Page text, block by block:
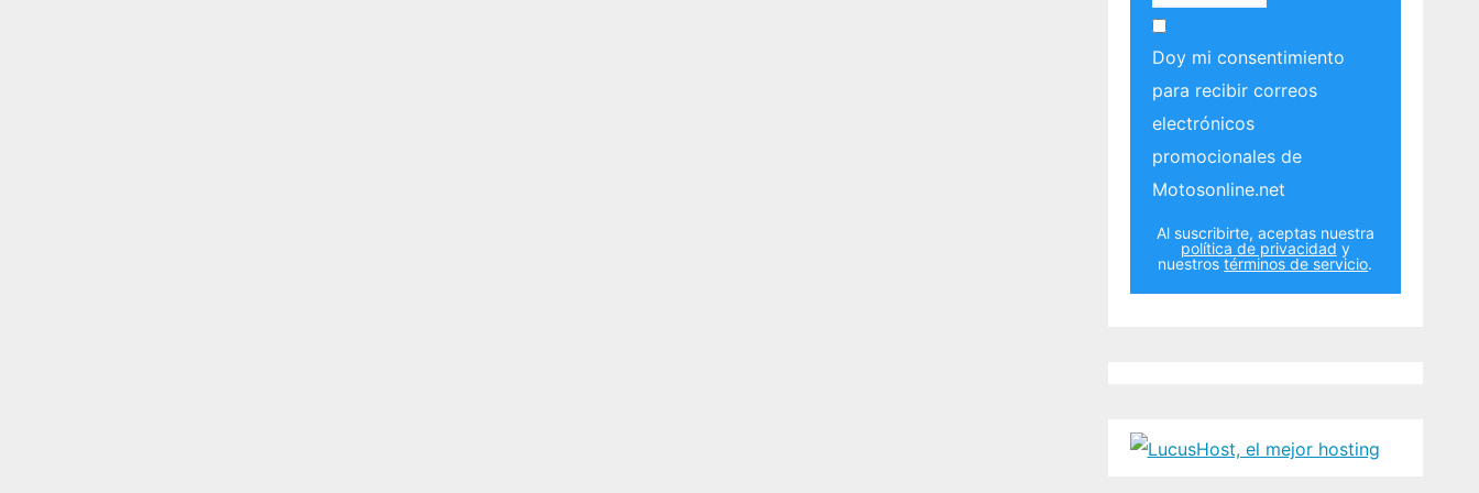
Doy mi consentimiento
para recibir correos
electrónicos
promocionales de
Motosonline.net
Al suscribirte, aceptas nuestra
política de privacidad y
nuestrostérminos de servicio.